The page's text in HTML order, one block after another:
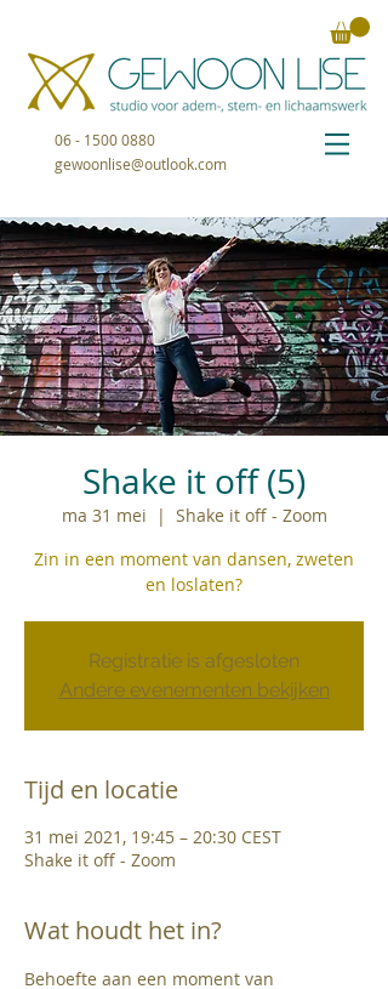
06 - 1500 0880
gewoonlise@outlook.com
Shake it off (5)
ma 31 mei
  |
Shake it off - Zoom
Zin in een moment van dansen, zweten
en loslaten?
Registratie is afgesloten
Andere evenementen bekijken
Tijd en locatie
31 mei 2021, 19:45 – 20:30 CEST
Shake it off - Zoom
Wat houdt het in?
Behoefte aan een moment van